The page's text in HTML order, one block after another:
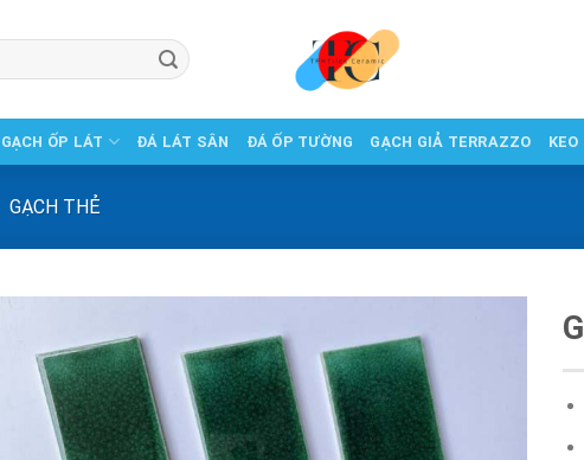
GẠCH ỐP LÁT ĐÁ LÁT SÂN ĐÁ ỐP TƯỜNG GẠCH GIẢ TERRAZZO KEO
GẠCH THẺ